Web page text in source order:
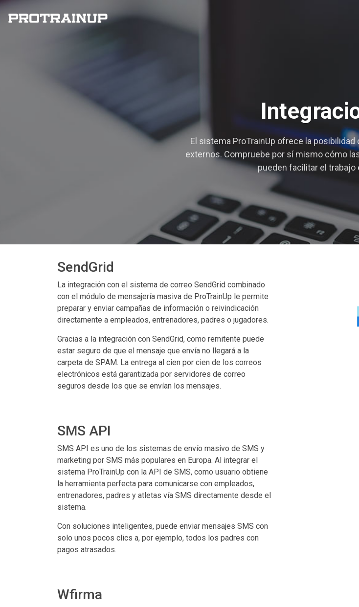
El sistema ProTrainUp ofrece la
externos. Compruebe por sí mismo cómo
pueden facilitar el trabajo
SendGrid
La integración con el sistema de correo SendGrid combinado
con el módulo de mensajería masiva de ProTrainUp le permite
preparar y enviar campañas de información o reivindicación
directamente a empleados, entrenadores, padres o jugadores.
Gracias a la integración con SendGrid, como remitente puede
estar seguro de que el mensaje que envía no llegará a la
carpeta de SPAM. La entrega al cien por cien de los correos
electrónicos está garantizada por servidores de correo
seguros desde los que se envían los mensajes.
SMS API
SMS API es uno de los sistemas de envío masivo de SMS y
marketing por SMS más populares en Europa. Al integrar el
sistema ProTrainUp con la API de SMS, como usuario obtiene
la herramienta perfecta para comunicarse con empleados,
entrenadores, padres y atletas vía SMS directamente desde el
sistema.
Con soluciones inteligentes, puede enviar mensajes SMS con
solo unos pocos clics a, por ejemplo, todos los padres con
pagos atrasados.
Wfirma